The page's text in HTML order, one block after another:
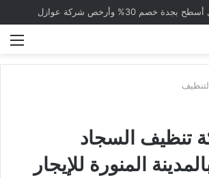
30% وأرخص شركة عوازل
تنظيف السجاد
المنورة للإيجار